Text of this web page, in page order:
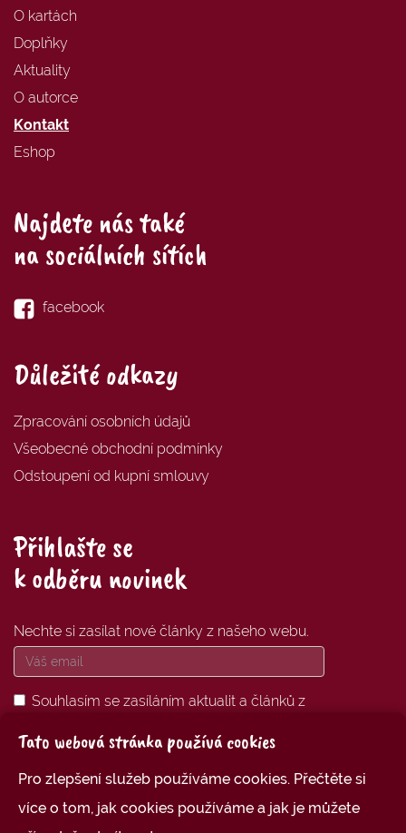
Tato webová stránka používá cookies
Pro zlepšení služeb používáme cookies. Přečtěte si
více o tom, jak cookies používáme a jak je můžete
O kartách
Doplňky
Aktuality
O autorce
Kontakt
Eshop
Najdete nás také
na sociálních sítích
facebook
Důležité odkazy
Zpracování osobních údajů
Všeobecné obchodní podmínky
Odstoupení od kupní smlouvy
Přihlašte se
k odběru novinek
Nechte si zasílat nové články z našeho webu.
Souhlasím se zasíláním aktualit a článků z
emailovou adresu.
PŘIHLÁSIT SE K ODBĚRU